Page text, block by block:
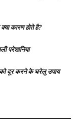
कारण होते है?
परेशानिया
दूर करने के घरेलु उपाय